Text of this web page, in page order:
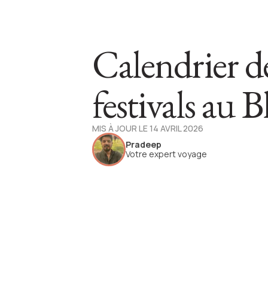
Calendrier
festivals au
MIS À JOUR LE 14 AVRIL 2026
Pradeep
Votre expert voyage